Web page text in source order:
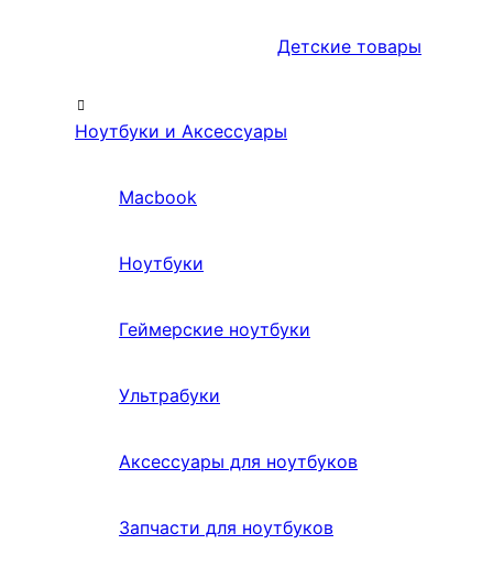
Детские товары
Ноутбуки и Аксессуары
Macbook
Ноутбуки
Геймерские ноутбуки
Ультрабуки
Аксессуары для ноутбуков
Запчасти для ноутбуков